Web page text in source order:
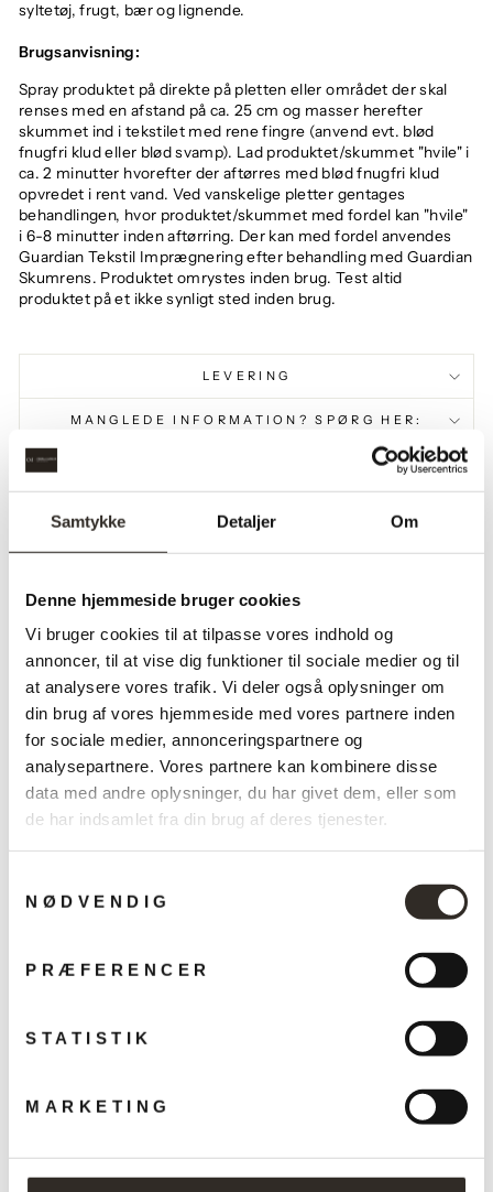
Samtykke Detaljer Om
Denne hjemmeside bruger cookies
Vi bruger cookies til at tilpasse vores indhold og
annoncer, til at vise dig funktioner til sociale medier og til
at analysere vores trafik. Vi deler også oplysninger om
din brug af vores hjemmeside med vores partnere inden
for sociale medier, annonceringspartnere og
analysepartnere. Vores partnere kan kombinere disse
data med andre oplysninger, du har givet dem, eller som
de har indsamlet fra din brug af deres tjenester.
NØDVENDIG
PRÆFERENCER
STATISTIK
MARKETING
syltetøj, frugt, bær og lignende.
Brugsanvisning:
Spray produktet på direkte på pletten eller området der skal
renses med en afstand på ca. 25 cm og masser herefter
skummet ind i tekstilet med rene fingre (anvend evt. blød
fnugfri klud eller blød svamp). Lad produktet/skummet "hvile" i
ca. 2 minutter hvorefter der aftørres med blød fnugfri klud
opvredet i rent vand. Ved vanskelige pletter gentages
behandlingen, hvor produktet/skummet med fordel kan "hvile"
i 6-8 minutter inden aftørring. Der kan med fordel anvendes
Guardian Tekstil Imprægnering efter behandling med Guardian
Skumrens. Produktet omrystes inden brug. Test altid
produktet på et ikke synligt sted inden brug.
LEVERING
MANGLEDE INFORMATION? SPØRG HER:
Produktinformation:
Måske du også kan lide?